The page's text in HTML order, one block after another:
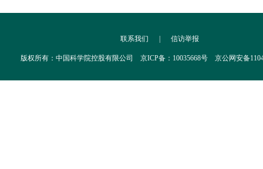
联系我们 信访举报
版权所有：中国科学院控股有限公司 京ICP备：10035668号 京公网安备